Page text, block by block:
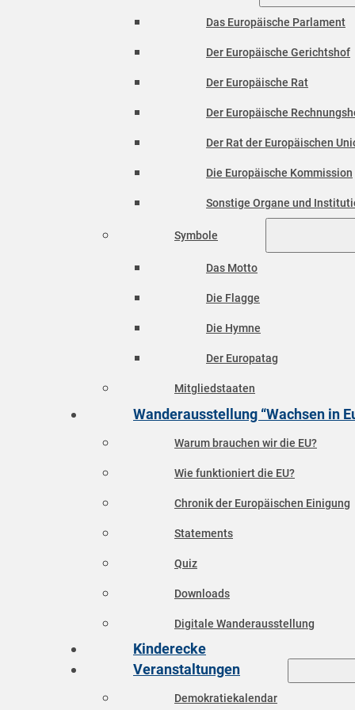
Das Europäische Parlament
Der Europäische Gerichtshof
Der Europäische Rat
Der Europäische
Der Rat der Europäischen
Die Europäische Kommission
Sonstige Organe und
Symbole
Das Motto
Die Flagge
Die Hymne
Der Europatag
Mitgliedstaaten
Wanderausstellung “Wachsen in
Warum brauchen wir die EU?
Wie funktioniert die EU?
Chronik der Europäischen Einigung
Statements
Quiz
Downloads
Digitale Wanderausstellung
Kinderecke
Veranstaltungen
Demokratiekalendar